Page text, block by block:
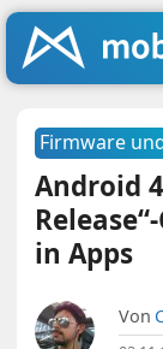
Firmware
Android
in Apps
Von